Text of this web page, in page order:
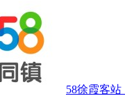
58徐霞客站